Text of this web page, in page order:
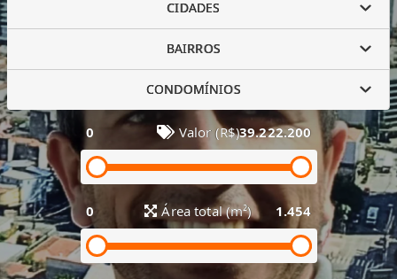
CIDADES
BAIRROS
CONDOMÍNIOS
0 Valor (R$)39.222.200
0 Área total (m²) 1.454